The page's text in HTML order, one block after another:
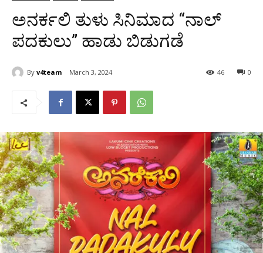
ಅನರ್ಕಲಿ ತುಳು ಸಿನಿಮಾದ “ನಾಲ್
ಪದಕುಲು” ಹಾಡು ಬಿಡುಗಡೆ
By v4team March 3, 2024 0
46